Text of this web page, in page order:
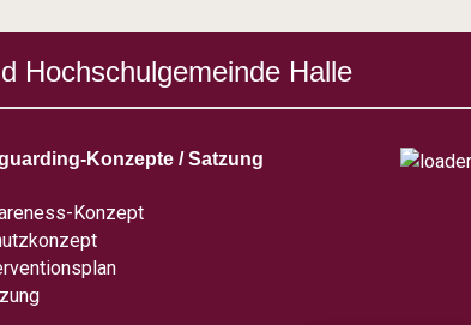
Hochschulgemeinde Halle
Konzepte / Satzung
Konzept